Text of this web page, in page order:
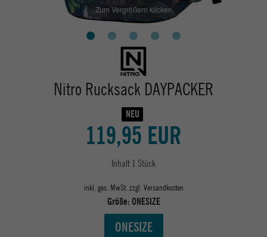
Zum Vergrößern klicken
Nitro Rucksack DAYPACKER
NEU
119,95 EUR
Inhalt 1 Stück
inkl. ges. MwSt. zzgl. Versandkosten
Größe:ONESIZE
ONESIZE